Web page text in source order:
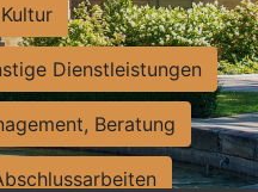
Dienstleistungen
Beratung